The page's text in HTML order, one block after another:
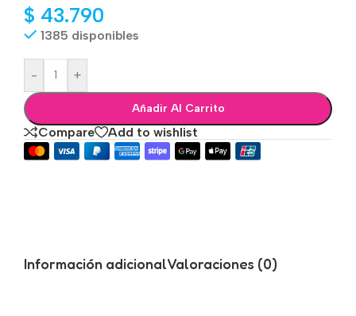
$ 43.790
1385 disponibles
- +
Añadir Al Carrito
Compare Add to wishlist
Información adicionalValoraciones (0)